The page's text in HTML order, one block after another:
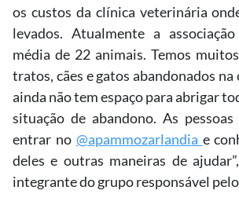
os custos da clínica veterinária
levados. Atualmente a
média de 22 animais. Temos
tratos, cães e gatos abandonados na
ainda não tem espaço para abrigar
situação de abandono. As
entrar no @apammozarlandia e
deles e outras maneiras de
integrante do grupo responsável